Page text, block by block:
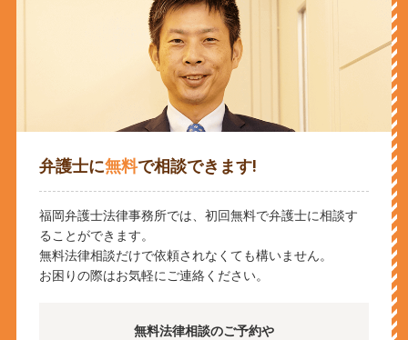
弁護士に無料で相談できます!
福岡弁護士法律事務所では、初回無料で弁護士に相談す
ることができます。
無料法律相談だけで依頼されなくても構いません。
お困りの際はお気軽にご連絡ください。
無料法律相談のご予約や